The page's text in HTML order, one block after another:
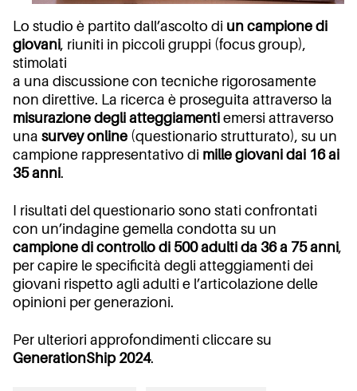
Lo studio è partito dall’ascolto di un campione di
giovani, riuniti in piccoli gruppi (focus group),
stimolati
a una discussione con tecniche rigorosamente
non direttive. La ricerca è proseguita attraverso la
misurazione degli atteggiamenti emersi attraverso
una survey online (questionario strutturato), su un
campione rappresentativo di mille giovani dai 16 ai
35 anni.
I risultati del questionario sono stati confrontati
con un’indagine gemella condotta su un
campione di controllo di 500 adulti da 36 a 75 anni,
per capire le specificità degli atteggiamenti dei
giovani rispetto agli adulti e l’articolazione delle
opinioni per generazioni.
Per ulteriori approfondimenti cliccare su
GenerationShip 2024.